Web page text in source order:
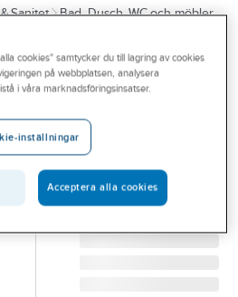
Sanitet
Bad, Dusch, WC och möbler
IFÖ
Handtag soft
SHS Ifö Sense
IFÖ SENSE HANDTAG
SOFT SHS 6090
42562
Artikelnummer:
cookies" samtycker du till lagring av cookies
på webbplatsen, analysera
i våra marknadsföringsinsatser.
inställningar
Acceptera alla cookies